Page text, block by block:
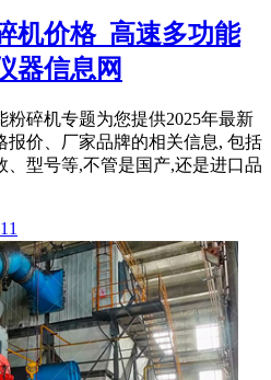
机价格_高速多功能
器信息网
粉碎机专题为您提供2025年最新
报价、厂家品牌的相关信息, 包括
、型号等,不管是国产,还是进口品